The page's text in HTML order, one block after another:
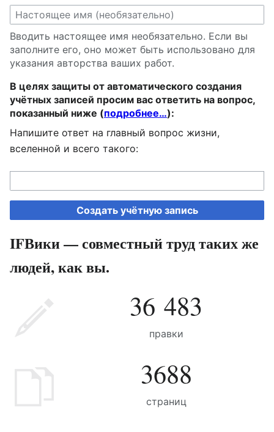
Вводить настоящее имя необязательно. Если вы
заполните его, оно может быть использовано для
указания авторства ваших работ.
В целях защиты от автоматического создания
учётных записей просим вас ответить на вопрос,
показанный ниже (подробнее…):
Напишите ответ на главный вопрос жизни,
вселенной и всего такого:
Создать учётную запись
IFВики — совместный труд таких же
людей, как вы.
36 483
правки
3688
страниц